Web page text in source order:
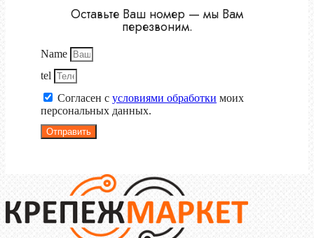
Оставьте Ваш номер — мы Вам
перезвоним.
Name
tel
Согласен с условиями обработки моих
персональных данных.
Отправить